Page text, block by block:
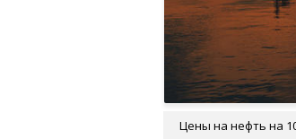
Цены на нефть на